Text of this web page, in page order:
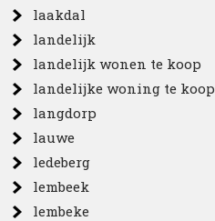
laakdal
landelijk
landelijk wonen te koop
landelijke woning te koop
langdorp
lauwe
ledeberg
lembeek
lembeke